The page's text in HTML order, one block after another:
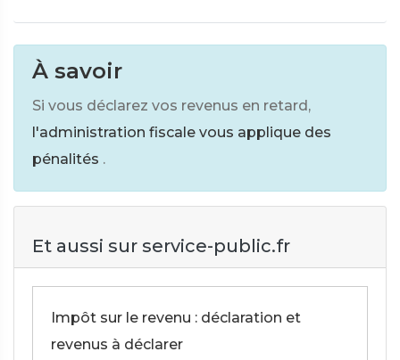
À savoir
Si vous déclarez vos revenus en retard,
l'administration fiscale vous applique des
pénalités .
Et aussi sur service-public.fr
Impôt sur le revenu : déclaration et
revenus à déclarer